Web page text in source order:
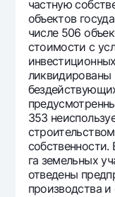
частную
объектов
числе 506
стоимости с
ликвидированы
353
собственности.
га земельных
отведены
производства и